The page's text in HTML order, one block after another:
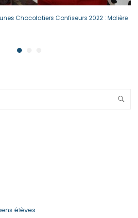
Chocolatiers Confiseurs 2022 : Molière
élèves